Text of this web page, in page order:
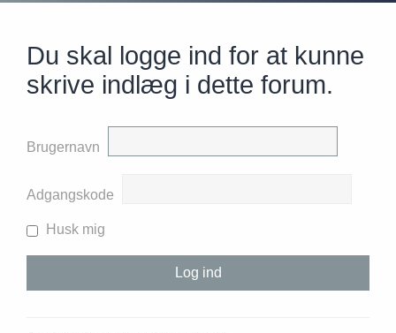
Du skal logge ind for at kunne
skrive indlæg i dette forum.
Brugernavn
Adgangskode
Husk mig